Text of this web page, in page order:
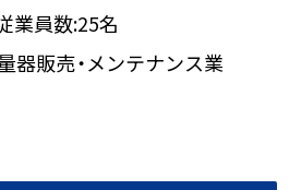
業員数:25名
器販売・メンテナンス業